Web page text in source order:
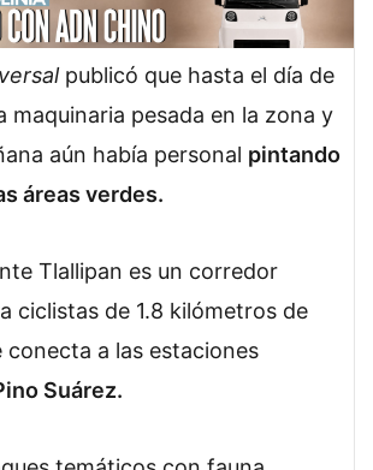
publicó que hasta el día de
maquinaria pesada en la zona y
aún había personal pintando
áreas verdes.
Tlallipan es un corredor
ciclistas de 1.8 kilómetros de
conecta a las estaciones
Suárez.